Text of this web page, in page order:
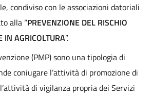
condiviso con le associazioni datoriali
alla “PREVENZIONE DEL RISCHIO
IN AGRICOLTURA”.
(PMP) sono una tipologia di
coniugare l’attività di promozione di
di vigilanza propria dei Servizi